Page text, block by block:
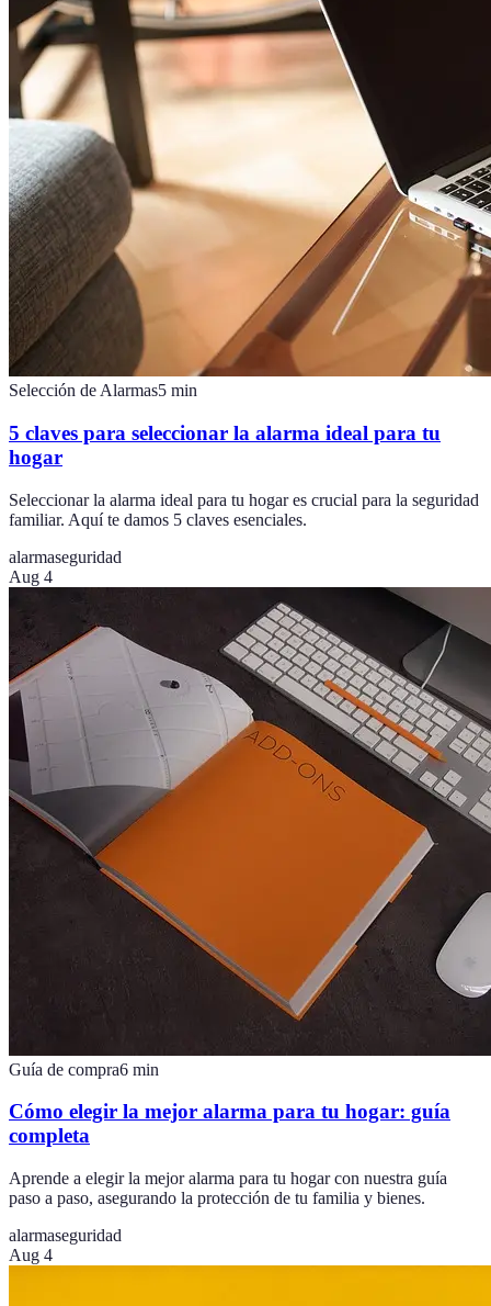
Selección de Alarmas5 min
5 claves para seleccionar la alarma ideal para tu
hogar
Seleccionar la alarma ideal para tu hogar es crucial para la seguridad
familiar. Aquí te damos 5 claves esenciales.
alarmaseguridad
Aug 4
Guía de compra6 min
Cómo elegir la mejor alarma para tu hogar: guía
completa
Aprende a elegir la mejor alarma para tu hogar con nuestra guía
paso a paso, asegurando la protección de tu familia y bienes.
alarmaseguridad
Aug 4